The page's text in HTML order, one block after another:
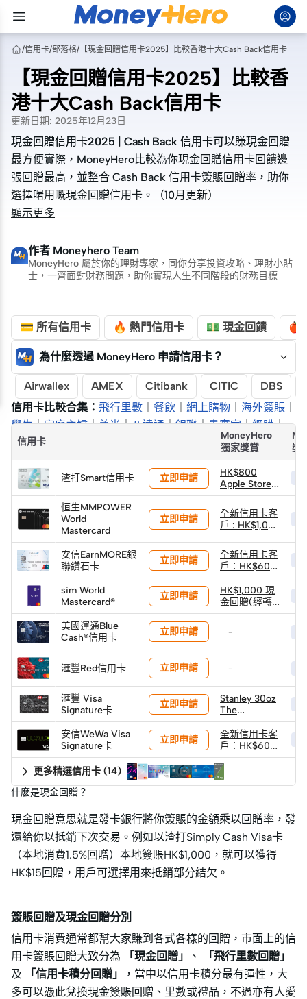
/信用卡/部落格/ 【現金回贈信用卡2025】比較香港十大Cash Back信用卡
【現金回贈信用卡2025】比較香
港十大Cash Back信用卡
更新日期: 2025年12月23日
現金回贈信用卡2025 | Cash Back 信用卡可以賺現金回贈
最方便實際，MoneyHero比較為你現金回贈信用卡回饋邊
張回贈最高，並整合 Cash Back 信用卡簽賬回贈率，助你
選擇啱用嘅現金回贈信用卡。（10月更新）
現金回贈信用卡2025 | Cash Back 信用卡可以賺現金回贈
最方便實際，MoneyHero比較為你現金回贈信用卡回饋邊
張回贈最高，並整合 Cash Back 信用卡簽賬回贈率，助你
選擇啱用嘅現金回贈信用卡。（10月更新）
顯示更多
作者 Moneyhero Team
MoneyHero 屬於你的理財專家，同你分享投資攻略、理財小貼
士，一齊面對財務問題，助你實現人生不同階段的財務目標
💳 所有信用卡 🔥 熱門信用卡 💵 現金回饋 🍎
為什麼透過 MoneyHero 申請信用卡？
Airwallex AMEX Citibank CITIC DBS
信用卡比較合集： 飛行里數 餐飲 網上購物 海外簽賬
學生｜家庭主婦｜尊尚｜八達通｜銀聯｜貴賓室｜網購｜
信用卡
MoneyHero
獨家獎賞
獎
渣打Smart信用卡 立即申請
HK$800
Apple Store
禮品卡
恒生MMPOWER
World
Mastercard
立即申請
全新信用卡客
戶 : HK$1,000
轉數快)
安信EarnMORE銀
聯鑽石卡
立即申請
全新信用卡客
戶：HK$600
獨家迎新禮遇
sim World
Mastercard®️
立即申請
HK$1,000 現
金回贈(經轉
數快)
美國運通Blue
Cash®信用卡
立即申請 -
滙豐Red信用卡 立即申請 -
滙豐 Visa
Signature卡
立即申請
Stanley 30oz
The
Quencher
H2.0
Flowstate™
吸管杯 (價值
HK$315)
安信WeWa Visa
Signature卡
立即申請
全新信用卡客
戶：HK$600
獨家迎新禮遇
更多精選信用卡 (14)
什麽是現金回贈？
現金回贈意思就是發卡銀行將你簽賬的金額乘以回贈率，發
還給你以抵銷下次交易。例如以渣打Simply Cash Visa卡
（本地消費1.5%回贈）本地簽賬HK$1,000，就可以獲得
HK$15回贈，用戶可選擇用來抵銷部分結欠。
簽賬回贈及現金回贈分別
信用卡消費通常都幫大家賺到各式各樣的回贈，市面上的信
用卡簽賬回贈大致分為
「現金回贈」 、
「飛行里數回贈」
及
「信用卡積分回贈」
，當中以信用卡積分最有彈性，大
多可以憑此兌換現金簽賬回贈、里數或禮品，不過亦有人愛